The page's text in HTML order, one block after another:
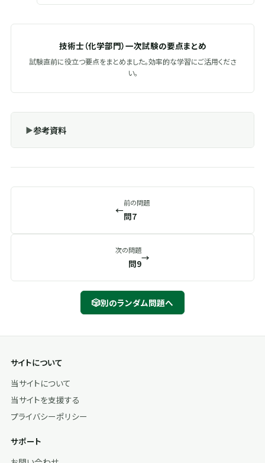
技術士（化学部門）一次試験の要点まとめ
試験直前に役立つ要点をまとめました。効率的な学習にご活用くださ
い。
参考資料
←
前の問題
問7
次の問題
問9
→
🎲別のランダム問題へ
サイトについて
当サイトについて
当サイトを支援する
プライバシーポリシー
サポート